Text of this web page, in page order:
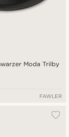
Moda Trilby
FAWLER